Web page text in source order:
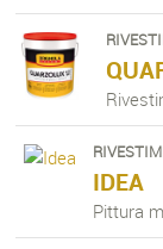
IDEA
Pittura